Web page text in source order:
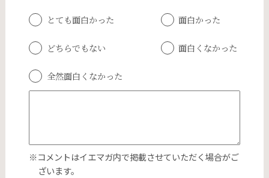
とても面白かった 面白かった
どちらでもない 面白くなかった
全然面白くなかった
※コメントはイエマガ内で掲載させていただく場合がご
ざいます。